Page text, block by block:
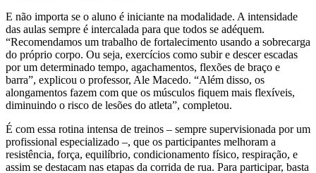
E não importa se o aluno é iniciante na modalidade. A intensidade
das aulas sempre é intercalada para que todos se adéquem.
“Recomendamos um trabalho de fortalecimento usando a sobrecarga
do próprio corpo. Ou seja, exercícios como subir e descer escadas
por um determinado tempo, agachamentos, flexões de braço e
barra”, explicou o professor, Ale Macedo. “Além disso, os
alongamentos fazem com que os músculos fiquem mais flexíveis,
diminuindo o risco de lesões do atleta”, completou.
É com essa rotina intensa de treinos – sempre supervisionada por um
profissional especializado –, que os participantes melhoram a
resistência, força, equilíbrio, condicionamento físico, respiração, e
assim se destacam nas etapas da corrida de rua. Para participar, basta